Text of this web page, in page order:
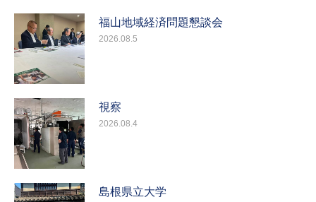
福山地域経済問題懇談会
2026.08.5
視察
2026.08.4
島根県立大学